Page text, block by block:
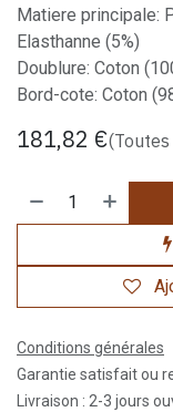
Matiere principale:
Elasthanne (5%)
Doublure: Coton
Bord-cote: Coton
181,82 €
Conditions générales
Garantie satisfait ou
Livraison : 2-3 jours